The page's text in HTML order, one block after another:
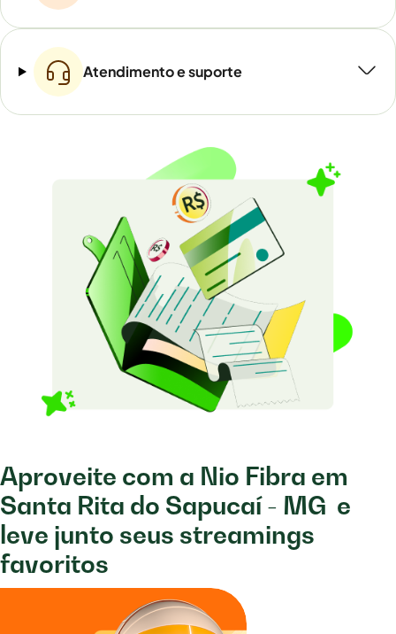
Atendimento e suporte
Aproveite com a Nio Fibra em
Santa Rita do Sapucaí - MG e
leve junto seus streamings
favoritos